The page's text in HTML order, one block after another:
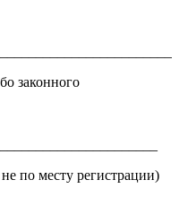
законного
по месту регистрации)